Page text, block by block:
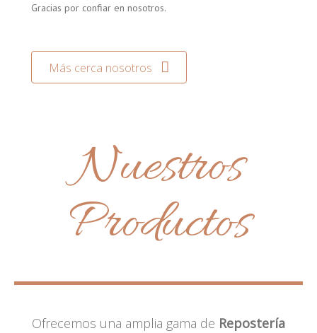
Gracias por confiar en nosotros.
Más cerca nosotros
Nuestros
Productos
Ofrecemos una amplia gama de Repostería